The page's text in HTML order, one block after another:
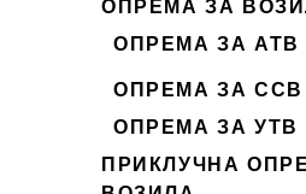
ОПРЕМА ЗА
ОПРЕМА ЗА АТВ
ОПРЕМА ЗА ССВ
ОПРЕМА ЗА УТВ
ПРИКЛУЧНА